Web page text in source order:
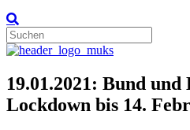
19.01.2021: Bund
Lockdown bis 14.